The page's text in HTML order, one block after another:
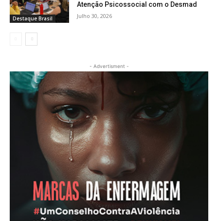
Destaque Brasil
Atenção Psicossocial com o Desmad
Julho 30, 2026
- Advertisment -